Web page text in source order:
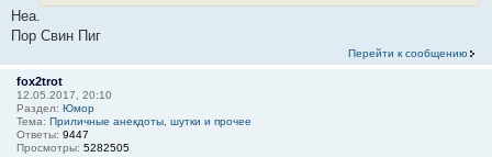
Неа.
Пор Свин Пиг
Перейти к сообщению
fox2trot
12.05.2017, 20:10
Раздел: Юмор
Тема: Приличные анекдоты, шутки и прочее
Ответы: 9447
Просмотры: 5282505